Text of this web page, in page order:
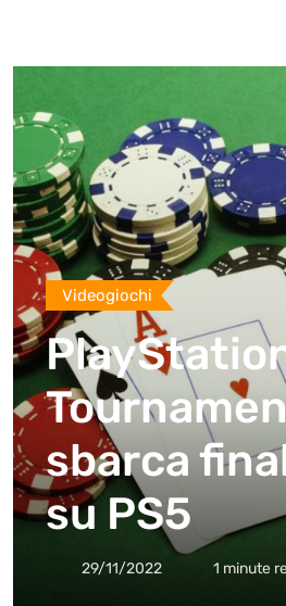
Videogiochi
sbarca
su PS5
29/11/2022 1 minute